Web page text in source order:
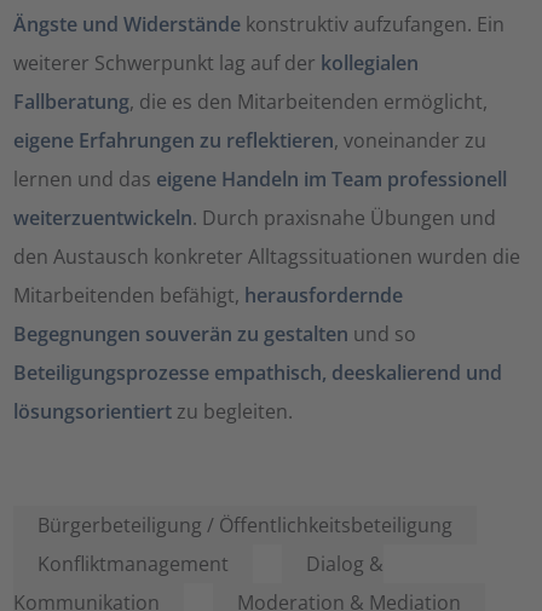
Ängste und Widerstände konstruktiv aufzufangen. Ein
weiterer Schwerpunkt lag auf der kollegialen
Fallberatung, die es den Mitarbeitenden ermöglicht,
eigene Erfahrungen zu reflektieren, voneinander zu
lernen und das eigene Handeln im Team professionell
weiterzuentwickeln. Durch praxisnahe Übungen und
den Austausch konkreter Alltagssituationen wurden die
Mitarbeitenden befähigt, herausfordernde
Begegnungen souverän zu gestalten und so
Beteiligungsprozesse empathisch, deeskalierend und
lösungsorientiert zu begleiten.
Bürgerbeteiligung / Öffentlichkeitsbeteiligung
Konfliktmanagement
Dialog &
Kommunikation
Moderation & Mediation